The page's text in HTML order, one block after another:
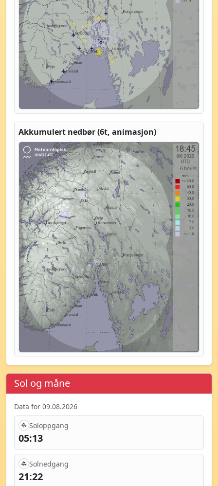
Akkumulert nedbør (6t, animasjon)
Sol og måne
Data for 09.08.2026
Soloppgang
05:13
Solnedgang
21:22